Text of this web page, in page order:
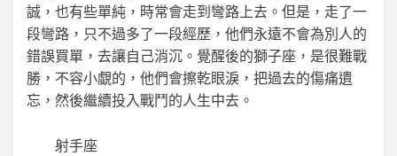
誠，也有些單純，時常會走到彎路上去。但是，走了一
段彎路，只不過多了一段經歷，他們永遠不會為別人的
錯誤買單，去讓自己消沉。覺醒後的獅子座，是很難戰
勝，不容小覷的，他們會擦乾眼淚，把過去的傷痛遺
忘，然後繼續投入戰鬥的人生中去。
射手座